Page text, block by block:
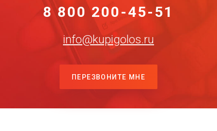
8 800 200-45-51
info@kupigolos.ru
ПЕРЕЗВОНИТЕ МНЕ